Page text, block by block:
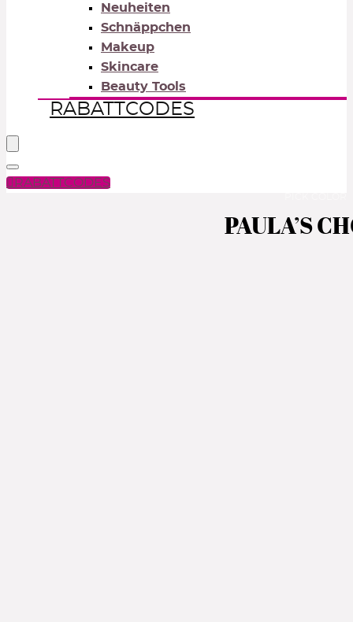
Neuheiten
Schnäppchen
Makeup
Skincare
Beauty Tools
RABATTCODES
RABATTCODES
PAULA’S